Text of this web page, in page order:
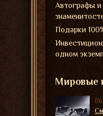
Автографы
Подарки
одном
Мировые